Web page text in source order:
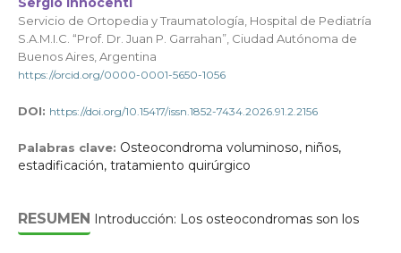
Servicio de Ortopedia y Traumatología, Hospital de Pediatría
S.A.M.I.C. “Prof. Dr. Juan P. Garrahan”, Ciudad Autónoma de
Buenos Aires, Argentina
https://orcid.org/0000-0001-5650-1056
DOI: https://doi.org/10.15417/issn.1852-7434.2026.91.2.2156
Palabras clave: Osteocondroma voluminoso, niños,
estadificación, tratamiento quirúrgico
RESUMEN Introducción: Los osteocondromas son los